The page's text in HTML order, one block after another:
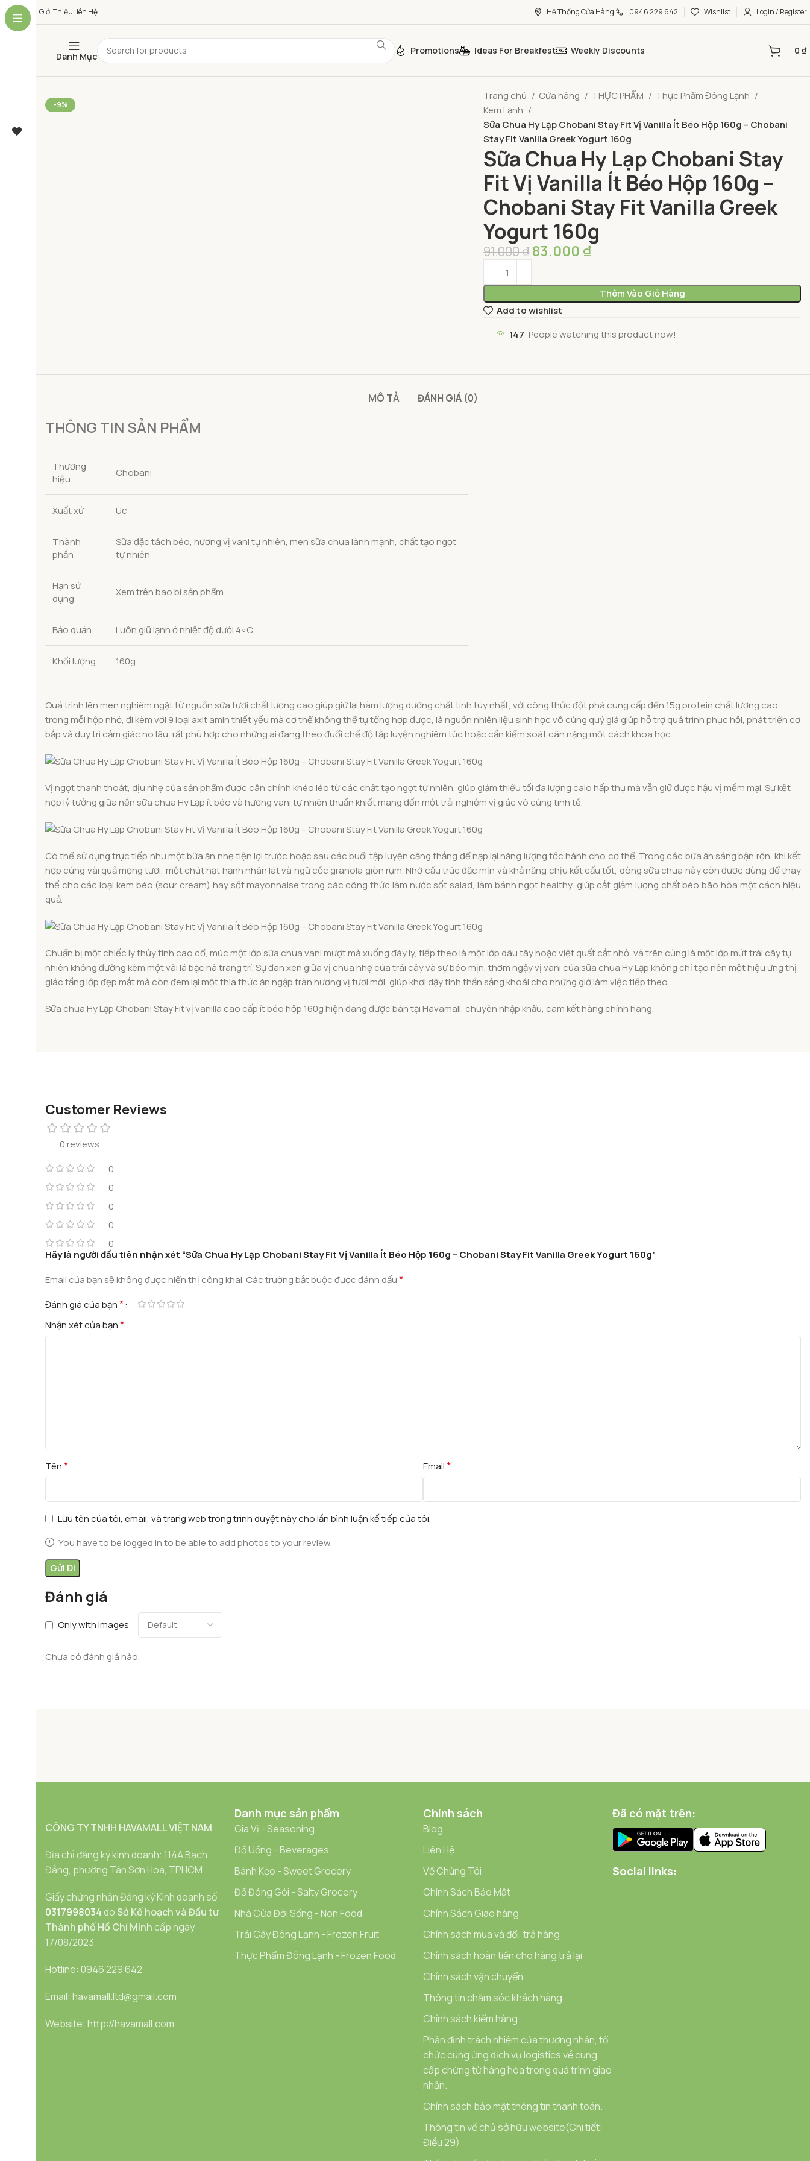
Giới ThiệuLiên Hệ Hệ Thống Cửa Hàng 0946 229 642 Wishlist Login / Register
Danh Mục
Promotions Ideas For Breakfest Weekly Discounts 0 ₫
-9%
Trang chủ Cửa hàng THỰC PHẨM
Thực Phẩm Đông Lạnh
Kem Lạnh
Sữa Chua Hy Lạp Chobani Stay Fit Vị Vanilla Ít Béo Hộp 160g – Chobani
Stay Fit Vanilla Greek Yogurt 160g
Sữa Chua Hy Lạp Chobani Stay
Fit Vị Vanilla Ít Béo Hộp 160g –
Chobani Stay Fit Vanilla Greek
Yogurt 160g
91.000₫ 83.000 ₫
Thêm Vào Giỏ Hàng
Add to wishlist
147 People watching this product now!
MÔ TẢ ĐÁNH GIÁ (0)
THÔNG TIN SẢN PHẨM
Thương
hiệu
Chobani
Xuất xứ Úc
Thành
phần
Sữa đặc tách béo, hương vị vani tự nhiên, men sữa chua lành mạnh, chất tạo ngọt
tự nhiên
Hạn sử
dụng
Xem trên bao bì sản phẩm
Bảo quản Luôn giữ lạnh ở nhiệt độ dưới 4∘C
Khối lượng 160g
Quá trình lên men nghiêm ngặt từ nguồn sữa tươi chất lượng cao giúp giữ lại hàm lượng dưỡng chất tinh túy nhất, với công thức đột phá cung cấp đến 15g protein chất lượng cao
trong mỗi hộp nhỏ, đi kèm với 9 loại axit amin thiết yếu mà cơ thể không thể tự tổng hợp được, là nguồn nhiên liệu sinh học vô cùng quý giá giúp hỗ trợ quá trình phục hồi, phát triển cơ
bắp và duy trì cảm giác no lâu, rất phù hợp cho những ai đang theo đuổi chế độ tập luyện nghiêm túc hoặc cần kiểm soát cân nặng một cách khoa học.
Vị ngọt thanh thoát, dịu nhẹ của sản phẩm được cân chỉnh khéo léo từ các chất tạo ngọt tự nhiên, giúp giảm thiểu tối đa lượng calo hấp thụ mà vẫn giữ được hậu vị mềm mại. Sự kết
hợp lý tưởng giữa nền sữa chua Hy Lạp ít béo và hương vani tự nhiên thuần khiết mang đến một trải nghiệm vị giác vô cùng tinh tế.
Có thể sử dụng trực tiếp như một bữa ăn nhẹ tiện lợi trước hoặc sau các buổi tập luyện căng thẳng để nạp lại năng lượng tốc hành cho cơ thể. Trong các bữa ăn sáng bận rộn, khi kết
hợp cùng vài quả mọng tươi, một chút hạt hạnh nhân lát và ngũ cốc granola giòn rụm. Nhờ cấu trúc đặc mịn và khả năng chịu kết cấu tốt, dòng sữa chua này còn được dùng để thay
thế cho các loại kem béo (sour cream) hay sốt mayonnaise trong các công thức làm nước sốt salad, làm bánh ngọt healthy, giúp cắt giảm lượng chất béo bão hòa một cách hiệu
quả.
Chuẩn bị một chiếc ly thủy tinh cao cổ, múc một lớp sữa chua vani mượt mà xuống đáy ly, tiếp theo là một lớp dâu tây hoặc việt quất cắt nhỏ, và trên cùng là một lớp mứt trái cây tự
nhiên không đường kèm một vài lá bạc hà trang trí. Sự đan xen giữa vị chua nhẹ của trái cây và sự béo mịn, thơm ngậy vị vani của sữa chua Hy Lạp không chỉ tạo nên một hiệu ứng thị
giác tầng lớp đẹp mắt mà còn đem lại một thìa thức ăn ngập tràn hương vị tươi mới, giúp khơi dậy tinh thần sảng khoái cho những giờ làm việc tiếp theo.
Sữa chua Hy Lạp Chobani Stay Fit vị vanilla cao cấp ít béo hộp 160g hiện đang được bán tại Havamall, chuyên nhập khẩu, cam kết hàng chính hãng.
Customer Reviews
0 reviews
0
0
0
0
0
Đánh giá
Only with images
Chưa có đánh giá nào.
Hãy là người đầu tiên nhận xét “Sữa Chua Hy Lạp Chobani Stay Fit Vị Vanilla Ít Béo Hộp 160g – Chobani Stay Fit Vanilla Greek Yogurt 160g”
Email của bạn sẽ không được hiển thị công khai. Các trường bắt buộc được đánh dấu*
Đánh giá của bạn*
Nhận xét của bạn*
Tên* Email*
Lưu tên của tôi, email, và trang web trong trình duyệt này cho lần bình luận kế tiếp của tôi.
You have to be logged in to be able to add photos to your review.
CÔNG TY TNHH HAVAMALL VIỆT NAM
Địa chỉ đăng ký kinh doanh: 114A Bạch
Đằng, phường Tân Sơn Hoà, TPHCM.
Giấy chứng nhận Đăng ký Kinh doanh số
0317998034 doSở Kế hoạch và Đầu tư
Thành phố Hồ Chí Minh cấp ngày
17/08/2023
Hotline: 0946 229 642
Email: havamall.ltd@gmail.com
Website: http://havamall.com
Danh mục sản phẩm
Gia Vị - Seasoning
Đồ Uống - Beverages
Bánh Kẹo - Sweet Grocery
Đồ Đóng Gói - Salty Grocery
Nhà Cửa Đời Sống - Non Food
Trái Cây Đông Lạnh - Frozen Fruit
Thực Phẩm Đông Lạnh - Frozen Food
Chính sách
Blog
Liên Hệ
Về Chúng Tôi
Chính Sách Bảo Mật
Chính Sách Giao hàng
Chính sách mua và đổi, trả hàng
Chính sách hoàn tiền cho hàng trả lại
Chính sách vận chuyển
Thông tin chăm sóc khách hàng
Chính sách kiểm hàng
Phân định trách nhiệm của thương nhân, tổ
chức cung ứng dịch vụ logistics về cung
cấp chứng từ hàng hóa trong quá trình giao
nhận.
Chính sách bảo mật thông tin thanh toán.
Thông tin về chủ sở hữu website(Chi tiết:
Điều 29)
Đã có mặt trên:
Social links: